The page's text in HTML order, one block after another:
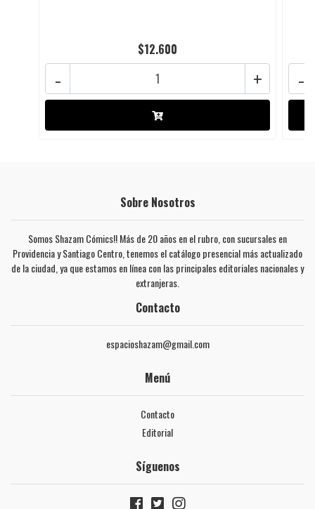
$12.600
+
- -
Sobre Nosotros
Somos Shazam Cómics!! Más de 20 años en el rubro, con sucursales en
Providencia y Santiago Centro, tenemos el catálogo presencial más actualizado
de la ciudad, ya que estamos en línea con las principales editoriales nacionales y
extranjeras.
Contacto
espacioshazam@gmail.com
Menú
Contacto
Editorial
Síguenos